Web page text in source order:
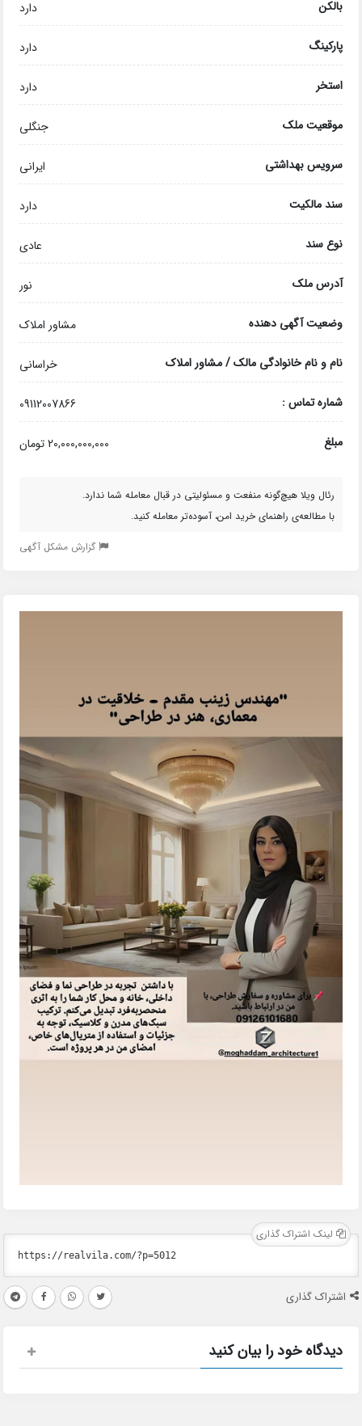
بالکن دارد
پارکینگ دارد
استخر دارد
موقعیت ملک جنگلی
سرویس بهداشتی ایرانی
سند مالکیت دارد
نوع سند عادی
آدرس ملک نور
وضعیت آگهی دهنده مشاور املاک
نام و نام خانوادگی مالک / مشاور املاک خراسانی
شماره تماس : 09112007866
مبلغ 20,000,000,000 تومان
رئال ویلا هیچ‌گونه منفعت و مسئولیتی در قبال معامله شما ندارد.
با مطالعه‌ی راهنمای خرید امن، آسوده‌تر معامله کنید.
گزارش مشکل آگهی
لینک اشتراک گذاری
اشتراک گذاری
دیدگاه خود را بیان کنید